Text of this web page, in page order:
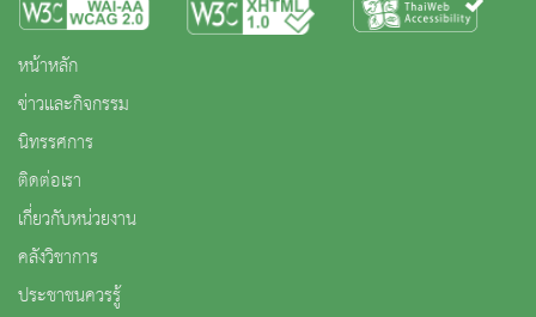
หน้าหลัก
ข่าวและกิจกรรม
นิทรรศการ
ติดต่อเรา
เกี่ยวกับหน่วยงาน
คลังวิชาการ
ประชาชนควรรู้